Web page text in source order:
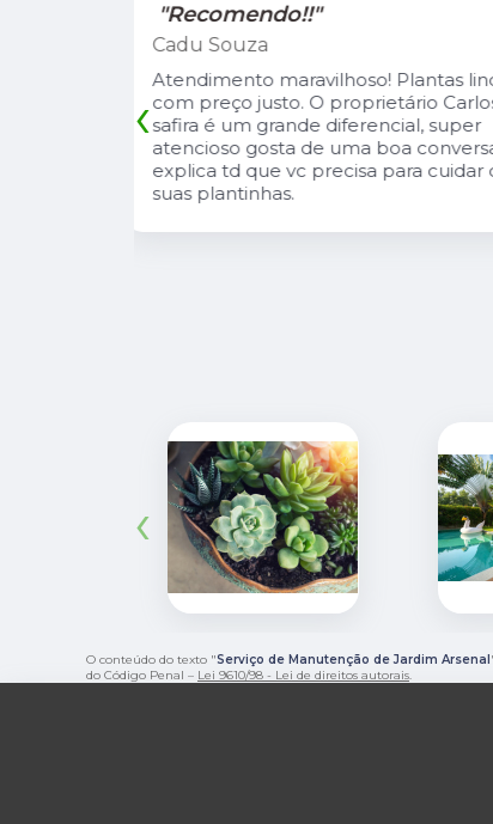
"Recomendo!!"
Leandro Suzarte
A Pérolla Plantas é uma loja com
diferenciais na região. Sempre
muitas plantas e estoque que nos
atende, tbm sempre estão
novidades, são proativos no
atendimento e desejo do cliente e a
muito rápido.
‹
‹
O conteúdo do texto "Serviço de Manutenção de Jardim Arsenal
do Código Penal – Lei 9610/98 - Lei de direitos autorais.